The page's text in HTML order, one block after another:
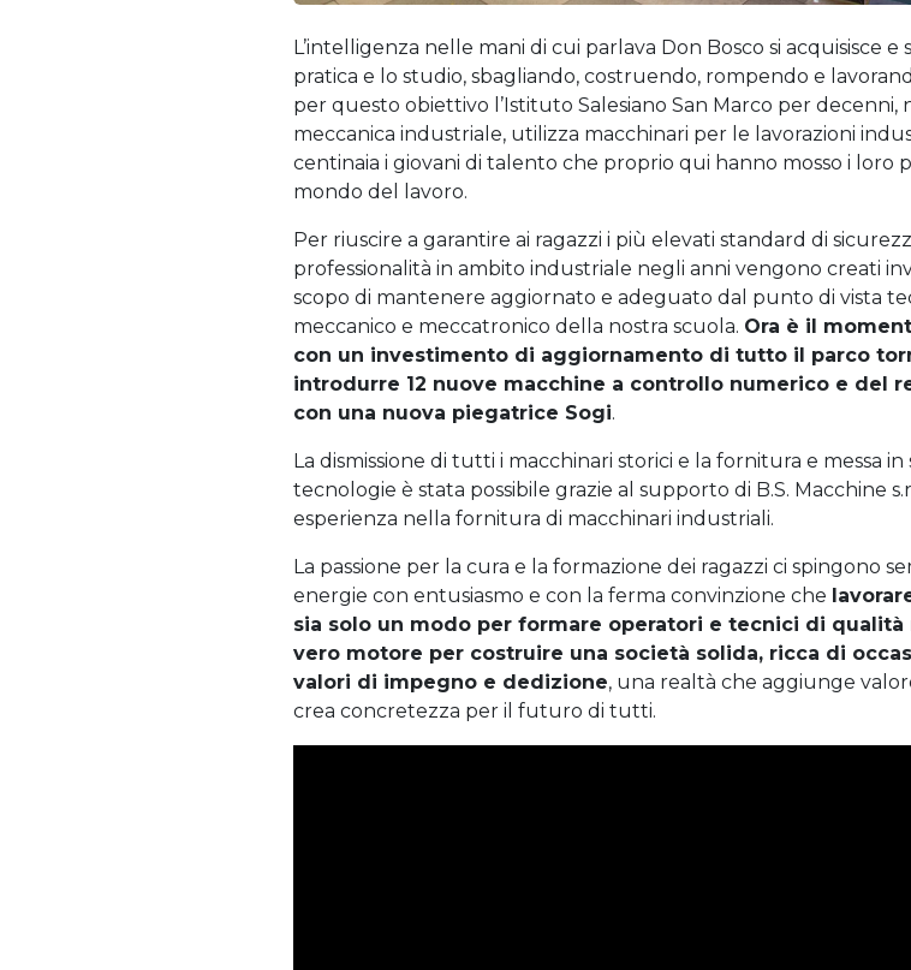
L’intelligenza nelle mani di cui parlava Don Bosco si acquisisce
pratica e lo studio, sbagliando, costruendo, rompendo e
per questo obiettivo l’Istituto Salesiano San Marco per decenni,
meccanica industriale, utilizza macchinari per le lavorazioni
centinaia i giovani di talento che proprio qui hanno mosso i loro
mondo del lavoro.
Per riuscire a garantire ai ragazzi i più elevati standard di
professionalità in ambito industriale negli anni vengono creati
scopo di mantenere aggiornato e adeguato dal punto di vista
meccanico e meccatronico della nostra scuola. Ora è il
con un investimento di aggiornamento di tutto il parco
introdurre 12 nuove macchine a controllo numerico e del
con una nuova piegatrice Sogi.
La dismissione di tutti i macchinari storici e la fornitura e messa
tecnologie è stata possibile grazie al supporto di B.S. Macchine
esperienza nella fornitura di macchinari industriali.
La passione per la cura e la formazione dei ragazzi ci spingono
energie con entusiasmo e con la ferma convinzione che
sia solo un modo per formare operatori e tecnici di qualità
vero motore per costruire una società solida, ricca di
valori di impegno e dedizione, una realtà che aggiunge
crea concretezza per il futuro di tutti.